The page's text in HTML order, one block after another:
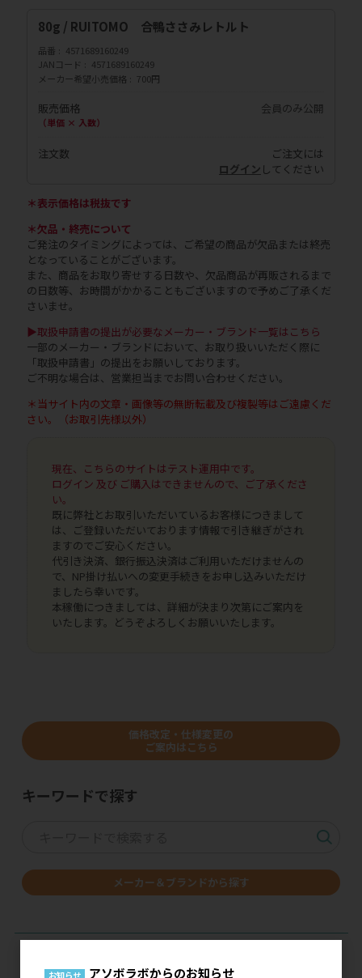
80g / RUITOMO 合鴨ささみレトルト
品番
4571689160249
JANコード
4571689160249
メーカー希望小売価格
700円
販売価格
（単価 × 入数）
会員のみ公開
注文数
ご注文には
ログイン してください
＊表示価格は税抜です
＊欠品・終売について
ご発注のタイミングによっては、ご希望の商品が欠品または終売
となっていることがございます。
また、商品をお取り寄せする日数や、欠品商品が再販されるまで
の日数等、お時間がかかることもございますので予めご了承くだ
さいませ。
▶取扱申請書の提出が必要なメーカー・ブランド一覧はこちら
一部のメーカー・ブランドにおいて、お取り扱いいただく際に
「取扱申請書」の提出をお願いしております。
ご不明な場合は、営業担当までお問い合わせください。
＊当サイト内の文章・画像等の無断転載及び複製等はご遠慮くだ
さい。（お取引先様以外）
現在、こちらのサイトはテスト運用中です。
ログイン 及び ご購入はできませんので、ご了承くださ
い。
既に弊社とお取引いただいているお客様につきまして
は、ご登録いただいております情報で引き継ぎがされ
ますのでご安心ください。
代引き決済、銀行振込決済はご利用いただけませんの
で、NP掛け払いへの変更手続きをお申し込みいただけ
ましたら幸いです。
本稼働につきましては、詳細が決まり次第にご案内を
いたします。どうぞよろしくお願いいたします。
価格改定・仕様変更の
ご案内はこちら
キーワードで探す
メーカー＆ブランドから探す
お知らせ アソボラボからのお知らせ